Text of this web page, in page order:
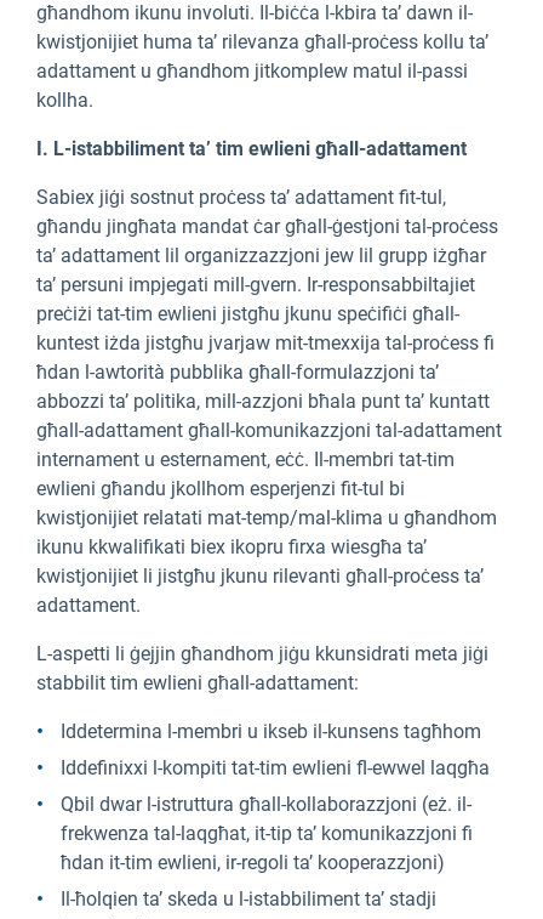
għandhom ikunu involuti. Il-biċċa l-kbira ta’ dawn il-
kwistjonijiet huma ta’ rilevanza għall-proċess kollu ta’
adattament u għandhom jitkomplew matul il-passi
kollha.
I. L-istabbiliment ta’ tim ewlieni għall-adattament
Sabiex jiġi sostnut proċess ta’ adattament fit-tul,
għandu jingħata mandat ċar għall-ġestjoni tal-proċess
ta’ adattament lil organizzazzjoni jew lil grupp iżgħar
ta’ persuni impjegati mill-gvern. Ir-responsabbiltajiet
preċiżi tat-tim ewlieni jistgħu jkunu speċifiċi għall-
kuntest iżda jistgħu jvarjaw mit-tmexxija tal-proċess fi
ħdan l-awtorità pubblika għall-formulazzjoni ta’
abbozzi ta’ politika, mill-azzjoni bħala punt ta’ kuntatt
għall-adattament għall-komunikazzjoni tal-adattament
internament u esternament, eċċ. Il-membri tat-tim
ewlieni għandu jkollhom esperjenzi fit-tul bi
kwistjonijiet relatati mat-temp/mal-klima u għandhom
ikunu kkwalifikati biex ikopru firxa wiesgħa ta’
kwistjonijiet li jistgħu jkunu rilevanti għall-proċess ta’
adattament.
L-aspetti li ġejjin għandhom jiġu kkunsidrati meta jiġi
stabbilit tim ewlieni għall-adattament:
Iddetermina l-membri u ikseb il-kunsens tagħhom
Iddefinixxi l-kompiti tat-tim ewlieni fl-ewwel laqgħa
Qbil dwar l-istruttura għall-kollaborazzjoni (eż. il-
frekwenza tal-laqgħat, it-tip ta’ komunikazzjoni fi
ħdan it-tim ewlieni, ir-regoli ta’ kooperazzjoni)
Il-ħolqien ta’ skeda u l-istabbiliment ta’ stadji